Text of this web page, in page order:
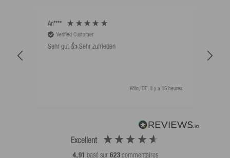
Excellent
4,91 basé sur 623commentaires
An****
Verified Customer
Sehr gut 👍 Sehr zufrieden
Köln, DE, Il y a 15 heures